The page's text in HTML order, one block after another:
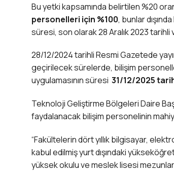
Bu yetki kapsamında belirtilen %20
personelleri için %100, bunlar
süresi, son olarak 28 Aralık 2023 tarihli
28/12/2024 tarihli Resmi Gazetede
geçirilecek sürelerde, bilişim
uygulamasının süresi 31/12/2025
Teknoloji Geliştirme Bölgeleri Daire
faydalanacak bilişim personelinin
“Fakültelerin dört yıllık bilgisayar,
kabul edilmiş yurt dışındaki
yüksek okulu ve meslek lisesi